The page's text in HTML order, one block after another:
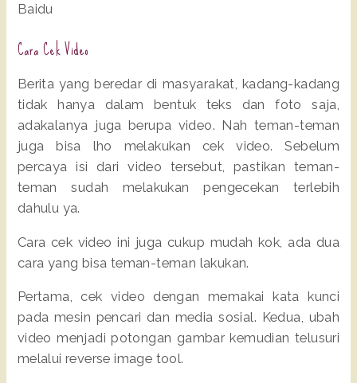
Baidu
Cara Cek Video
Berita yang beredar di masyarakat, kadang-kadang
tidak hanya dalam bentuk teks dan foto saja,
adakalanya juga berupa video. Nah teman-teman
juga bisa lho melakukan cek video. Sebelum
percaya isi dari video tersebut, pastikan teman-
teman sudah melakukan pengecekan terlebih
dahulu ya.
Cara cek video ini juga cukup mudah kok, ada dua
cara yang bisa teman-teman lakukan.
Pertama, cek video dengan memakai kata kunci
pada mesin pencari dan media sosial. Kedua, ubah
video menjadi potongan gambar kemudian telusuri
melalui reverse image tool.